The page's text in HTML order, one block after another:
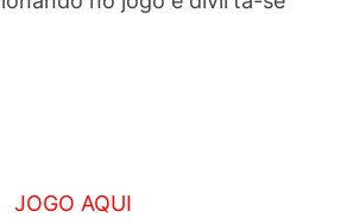
JOGO AQUI